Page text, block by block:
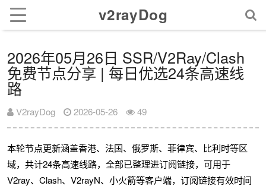
v2rayDog
2026年05月26日 SSR/V2Ray/Clash
免费节点分享 | 每日优选24条高速线
路
V2rayDog 2026-05-26 49
本轮节点更新涵盖香港、法国、俄罗斯、菲律宾、比利时等区
域，共计24条高速线路，全部已整理进订阅链接，可用于
V2ray、Clash、V2rayN、小火箭等客户端，订阅链接有效时间